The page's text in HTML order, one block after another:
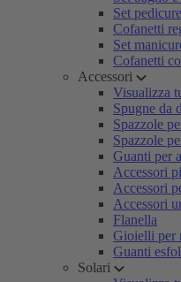
Set pedicure
Cofanetti
Set
Cofanetti
Accessori
Visualizza
Spugne da
Spazzole
Spazzole
Guanti per
Accessori
Accessori
Accessori
Flanella
Gioielli per
Guanti
Solari